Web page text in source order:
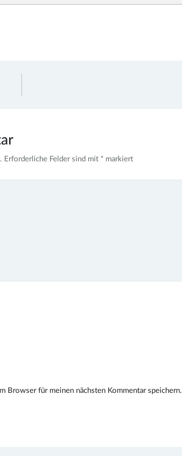
Erforderliche Felder sind mit *markiert
Browser für meinen nächsten Kommentar speichern.